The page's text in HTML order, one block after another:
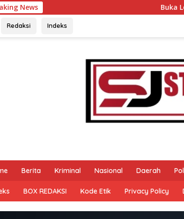
News Buka Lomba
Redaksi Indeks
Berita Kriminal Nasional Daerah
BOX REDAKSI Kode Etik Privacy Policy